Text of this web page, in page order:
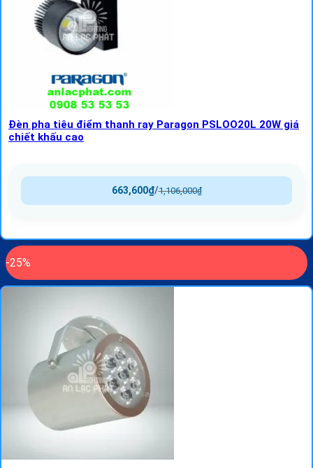
Đèn pha tiêu điểm thanh ray Paragon PSLOO20L 20W giá
chiết khấu cao
1,106,000₫
/
663,600₫
-25%